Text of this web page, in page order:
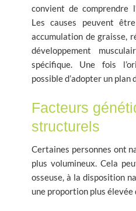
convient de comprendre
Les causes peuvent
accumulation de graisse,
développement
spécifique. Une fois
possible d’adopter un plan
Facteurs
structurels
Certaines personnes ont
plus volumineux. Cela
osseuse, à la disposition
une proportion plus élevée